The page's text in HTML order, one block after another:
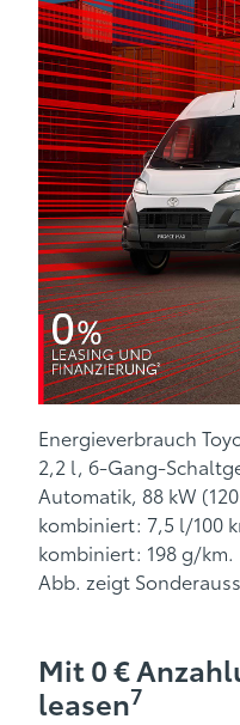
Energieverbrauch
2,2 l, 6-Gang-
Automatik, 88 kW
kombiniert: 7,5 l/100
kombiniert: 198 g/km.
Abb. zeigt
Mit 0 €
leasen7